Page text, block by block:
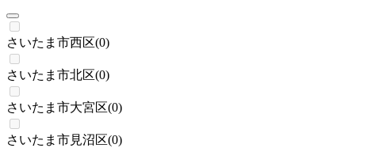
さいたま市西区(0)
さいたま市北区(0)
さいたま市大宮区(0)
さいたま市見沼区(0)